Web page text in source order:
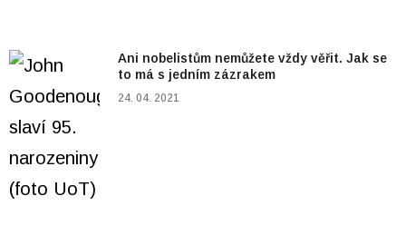
Ani nobelistům nemůžete vždy věřit. Jak se
to má s jedním zázrakem
24. 04. 2021